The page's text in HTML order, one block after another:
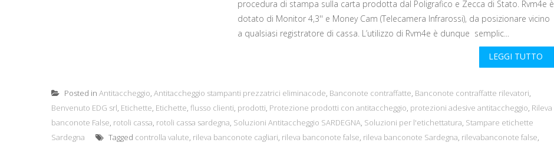
procedura di stampa sulla carta prodotta dal Poligrafico e Zecca di Stato. Rvm4e è
dotato di Monitor 4,3'' e Money Cam (Telecamera Infrarossi), da posizionare vicino
a qualsiasi registratore di cassa. L’utilizzo di Rvm4e è dunque semplic...
LEGGI TUTTO
Posted in Antitaccheggio, Antitaccheggio stampanti prezzatrici eliminacode, Banconote contraffatte, Banconote contraffatte rilevatori,
Benvenuto EDG srl, Etichette, Etichette, flusso clienti, prodotti, Protezione prodotti con antitaccheggio, protezioni adesive antitaccheggio, Rileva
banconote False, rotoli cassa, rotoli cassa sardegna, Soluzioni Antitaccheggio SARDEGNA, Soluzioni per l'etichettatura, Stampare etichette
Sardegna
Tagged controlla valute, rileva banconote cagliari, rileva banconote false, rileva banconote Sardegna, rilevabanconote false,